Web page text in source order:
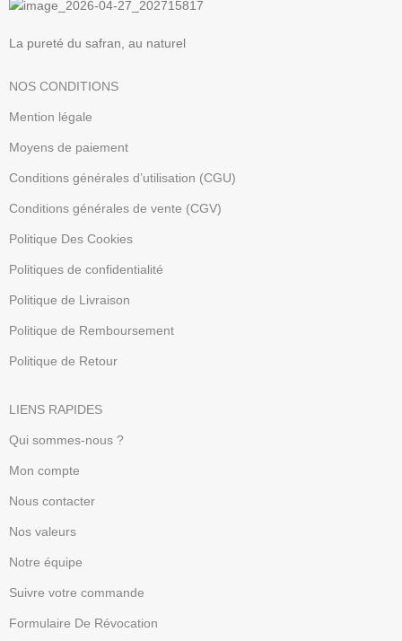
La pureté du safran, au naturel
NOS CONDITIONS
Mention légale
Moyens de paiement
Conditions générales d’utilisation (CGU)
Conditions générales de vente (CGV)
Politique Des Cookies
Politiques de confidentialité
Politique de Livraison
Politique de Remboursement
Politique de Retour
LIENS RAPIDES
Qui sommes-nous ?
Mon compte
Nous contacter
Nos valeurs
Notre équipe
Suivre votre commande
Formulaire De Révocation